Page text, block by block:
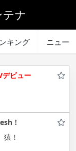
ナ
キング ニュー
デビュー
！
！